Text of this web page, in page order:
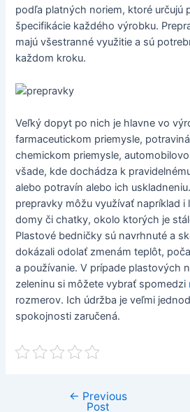
podľa platných noriem, ktoré určujú
špecifikácie každého výrobku.
majú všestranné využitie a sú
každom kroku.
Veľký dopyt po nich je hlavne vo
farmaceutickom priemysle,
chemickom priemysle,
všade, kde dochádza k
alebo potravín alebo ich
prepravky môžu využívať napríklad i
domy či chatky, okolo ktorých je
Plastové bedničky sú navrhnuté a
dokázali odolať zmenám teplôt,
a používanie. V prípade plastových
zeleninu si môžete vybrať spomedzi
rozmerov. Ich údržba je veľmi
spokojnosti zaručená.
← Previous
Post